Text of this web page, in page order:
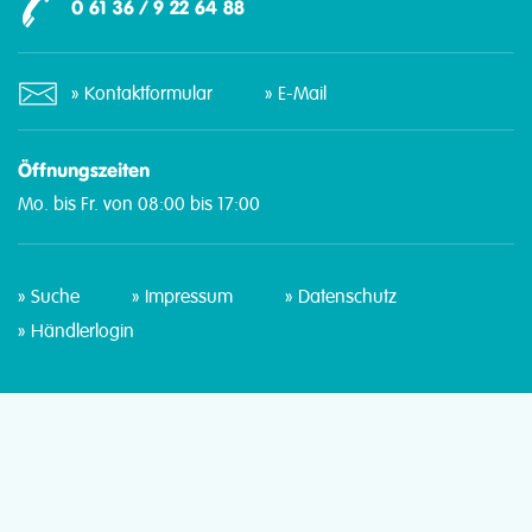
0 61 36 / 9 22 64 88
Kontaktformular E-Mail
Öffnungszeiten
Mo. bis Fr. von 08:00 bis 17:00
Suche Impressum
Datenschutz
Händlerlogin